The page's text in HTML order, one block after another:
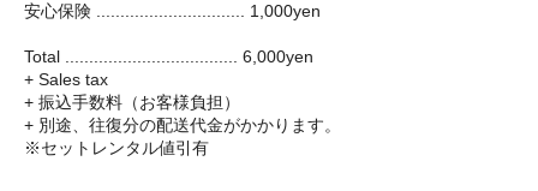
安心保険 ............................... 1,000yen
Total .................................... 6,000yen
+ Sales tax
+ 振込手数料（お客様負担）
+ 別途、往復分の配送代金がかかります。
※セットレンタル値引有